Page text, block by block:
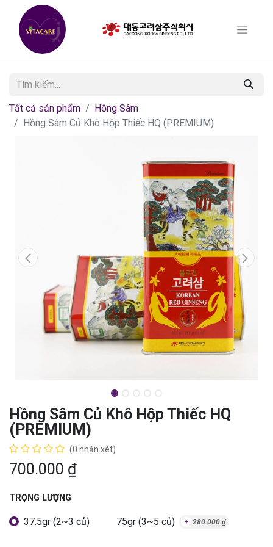
Tất cả sản phẩm
Hồng Sâm
Hồng Sâm Củ Khô Hộp Thiếc HQ (PREMIUM)
Hồng Sâm Củ Khô Hộp Thiếc HQ
(PREMIUM)
(0 nhận xét)
700.000 ₫
TRỌNG LƯỢNG
37.5gr (2~3 củ) 75gr (3~5 củ) + 280.000 ₫